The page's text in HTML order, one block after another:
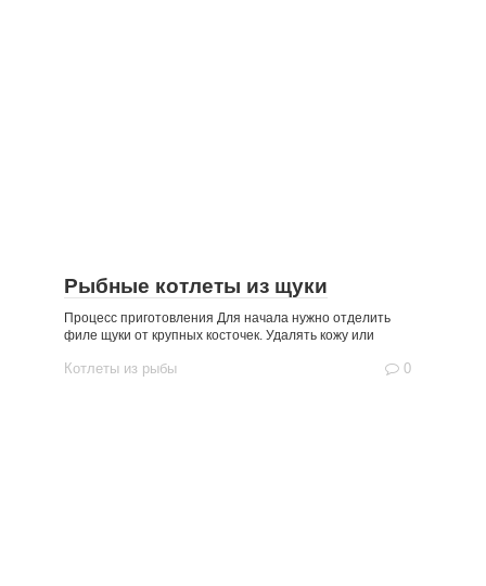
Рыбные котлеты из щуки
Процесс приготовления Для начала нужно отделить
филе щуки от крупных косточек. Удалять кожу или
Котлеты из рыбы 0